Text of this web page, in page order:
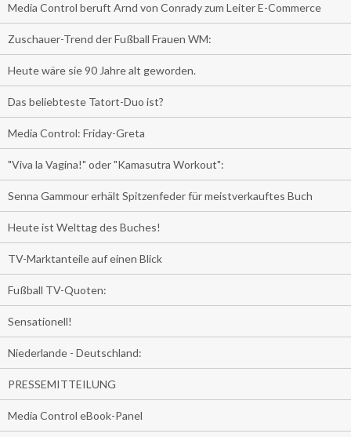
Media Control beruft Arnd von Conrady zum Leiter E-Commerce
Zuschauer-Trend der Fußball Frauen WM:
Heute wäre sie 90 Jahre alt geworden.
Das beliebteste Tatort-Duo ist?
Media Control: Friday-Greta
"Viva la Vagina!" oder "Kamasutra Workout":
Senna Gammour erhält Spitzenfeder für meistverkauftes Buch
Heute ist Welttag des Buches!
TV-Marktanteile auf einen Blick
Fußball TV-Quoten:
Sensationell!
Niederlande - Deutschland:
PRESSEMITTEILUNG
Media Control eBook-Panel